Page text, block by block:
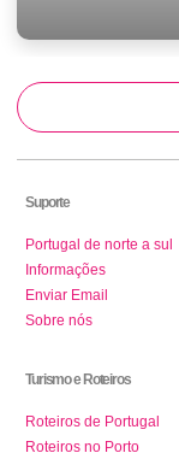
Suporte
Portugal de norte a sul
Informações
Enviar Email
Sobre nós
Turismo e Roteiros
Roteiros de Portugal
Roteiros no Porto